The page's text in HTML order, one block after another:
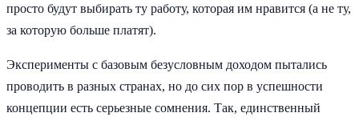
просто будут выбирать ту работу, которая им нравится (а не ту,
за которую больше платят).
Эксперименты с базовым безусловным доходом пытались
проводить в разных странах, но до сих пор в успешности
концепции есть серьезные сомнения. Так, единственный